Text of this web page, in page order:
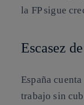
la FP sigue
Escasez
España
trabajo sin